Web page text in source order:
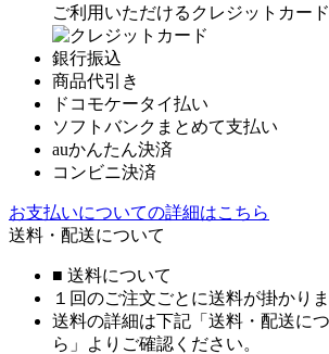
ご利用いただけるクレジットカード
銀行振込
商品代引き
ドコモケータイ払い
ソフトバンクまとめて支払い
auかんたん決済
コンビニ決済
お支払いについての詳細はこちら
送料・配送について
■ 送料について
１回のご注文ごとに送料が掛かりま
送料の詳細は下記「送料・配送に
ら」よりご確認ください。